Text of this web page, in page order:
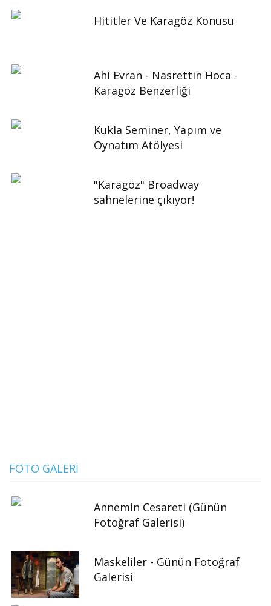
Hititler Ve Karagöz Konusu
Ahi Evran - Nasrettin Hoca -
Karagöz Benzerliği
Kukla Seminer, Yapım ve
Oynatım Atölyesi
"Karagöz" Broadway
sahnelerine çıkıyor!
FOTO GALERI
Annemin Cesareti (Günün
Fotoğraf Galerisi)
Maskeliler - Günün Fotoğraf
Galerisi